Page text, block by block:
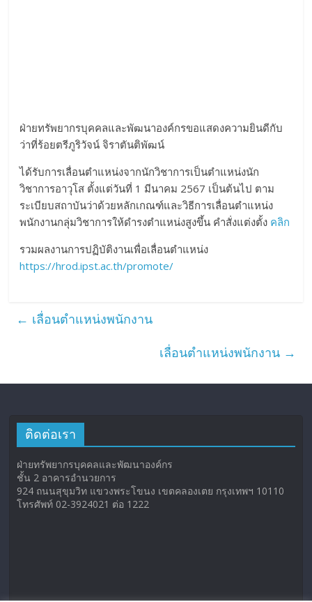
ฝ่ายทรัพยากรบุคคลและพัฒนาองค์กรขอแสดงความยินดีกับ
ว่าที่ร้อยตรีภูริวัจน์ จิราตันติพัฒน์
ได้รับการเลื่อนตำแหน่งจากนักวิชาการเป็นตำแหน่งนัก
วิชาการอาวุโส ตั้งแต่วันที่ 1 มีนาคม 2567 เป็นต้นไป ตาม
ระเบียบสถาบันว่าด้วยหลักเกณฑ์และวิธีการเลื่อนตำแหน่ง
พนักงานกลุ่มวิชาการให้ดำรงตำแหน่งสูงขึ้น คำสั่งแต่งตั้ง คลิก
รวมผลงานการปฏิบัติงานเพื่อเลื่อนตำแหน่ง
https://hrod.ipst.ac.th/promote/
← เลื่อนตำแหน่งพนักงาน
เลื่อนตำแหน่งพนักงาน →
ติดต่อเรา
ฝ่ายทรัพยากรบุคคลและพัฒนาองค์กร
ชั้น 2 อาคารอำนวยการ
924 ถนนสุขุมวิท แขวงพระโขนง เขตคลองเตย กรุงเทพฯ 10110
โทรศัพท์ 02-3924021 ต่อ 1222